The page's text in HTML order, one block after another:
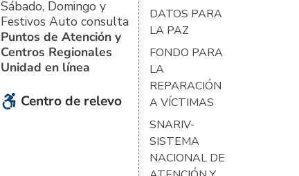
Sábado, Domingo y
Festivos Auto consulta
Puntos de Atención y
Centros Regionales
Unidad en línea
Centro de relevo
DATOS PARA
LA PAZ
FONDO PARA
LA
REPARACIÓN
A VÍCTIMAS
SNARIV-
SISTEMA
NACIONAL DE